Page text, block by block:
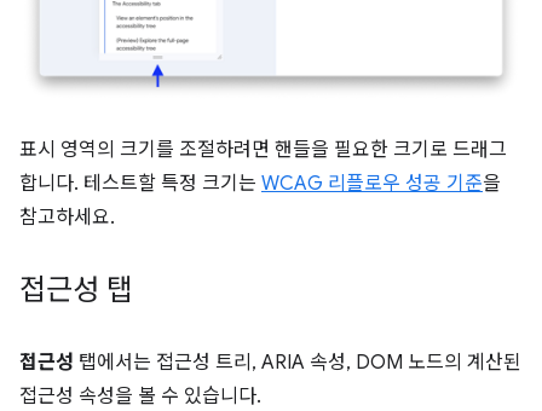
표시 영역의 크기를 조절하려면 핸들을 필요한 크기로 드래그
합니다. 테스트할 특정 크기는 WCAG 리플로우 성공 기준을
참고하세요.
접근성 탭
접근성 탭에서는 접근성 트리, ARIA 속성, DOM 노드의 계산된
접근성 속성을 볼 수 있습니다.